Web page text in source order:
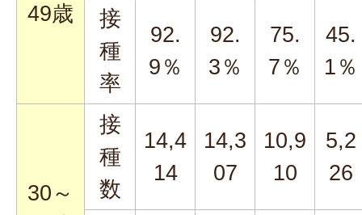
49歳
接
種
率
92.
9％
92.
3％
75.
7％
45.
1％
30～
接
種
数
14,4
14
14,3
07
10,9
10
5,2
26